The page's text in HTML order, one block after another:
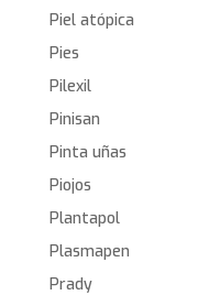
Piel atópica
Pies
Pilexil
Pinisan
Pinta uñas
Piojos
Plantapol
Plasmapen
Prady